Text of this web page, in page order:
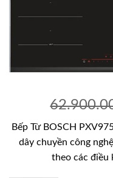
Bếp Từ BOSCH
dây chuyền công
theo các điều